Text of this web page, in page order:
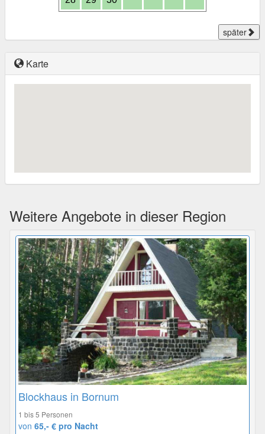
später
Karte
Weitere Angebote in dieser Region
Blockhaus in Bornum
1 bis 5 Personen
von 65,- € pro Nacht